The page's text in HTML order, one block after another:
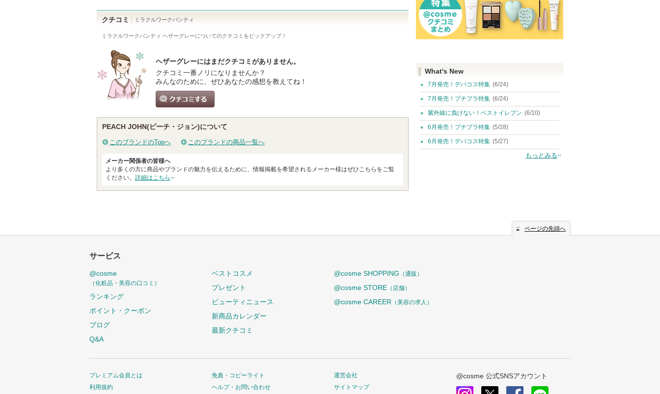
クチコミ ミラクルワークパンティ
ミラクルワークパンティ ヘザーグレーについてのクチコミをピックアップ！
ヘザーグレーにはまだクチコミがありません。
クチコミ一番ノリになりませんか？
みんなのために、ぜひあなたの感想を教えてね！
PEACH JOHN(ピーチ・ジョン)について
このブランドのTopへ このブランドの商品一覧へ
メーカー関係者の皆様へ
より多くの方に商品やブランドの魅力を伝えるために、情報掲載を希望されるメーカー様はぜひこちらをご覧
ください。 詳細はこちら
What's New
7月発売！デパコス特集 (6/24)
7月発売！プチプラ特集 (6/24)
紫外線に負けない！ベストイレブン (6/10)
6月発売！プチプラ特集 (5/28)
6月発売！デパコス特集 (5/27)
もっとみる
ページの先頭へ
サービス
@cosme
（化粧品・美容の口コミ）
ランキング
ポイント・クーポン
ブログ
Q&A
ベストコスメ
プレゼント
ビューティニュース
新商品カレンダー
最新クチコミ
@cosme SHOPPING （通販）
@cosme STORE （店舗）
@cosme CAREER （美容の求人）
プレミアム会員とは
利用規約
免責・コピーライト
ヘルプ・お問い合わせ
運営会社
サイトマップ
@cosme 公式SNSアカウント